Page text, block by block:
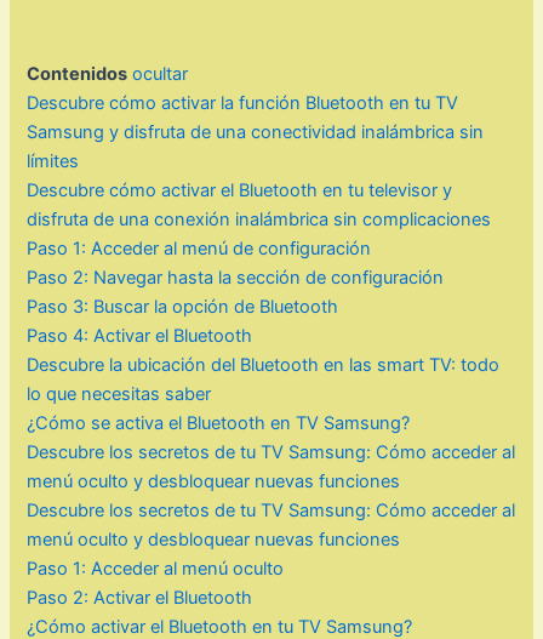
Contenidos ocultar
Descubre cómo activar la función Bluetooth en tu TV
Samsung y disfruta de una conectividad inalámbrica sin
límites
Descubre cómo activar el Bluetooth en tu televisor y
disfruta de una conexión inalámbrica sin complicaciones
Paso 1: Acceder al menú de configuración
Paso 2: Navegar hasta la sección de configuración
Paso 3: Buscar la opción de Bluetooth
Paso 4: Activar el Bluetooth
Descubre la ubicación del Bluetooth en las smart TV: todo
lo que necesitas saber
¿Cómo se activa el Bluetooth en TV Samsung?
Descubre los secretos de tu TV Samsung: Cómo acceder al
menú oculto y desbloquear nuevas funciones
Descubre los secretos de tu TV Samsung: Cómo acceder al
menú oculto y desbloquear nuevas funciones
Paso 1: Acceder al menú oculto
Paso 2: Activar el Bluetooth
¿Cómo activar el Bluetooth en tu TV Samsung?